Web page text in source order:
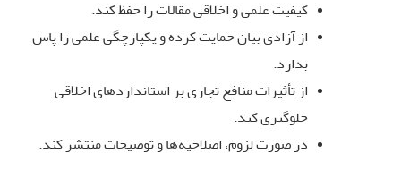
کیفیت علمی و اخلاقی مقالات را حفظ کند.
از آزادی بیان حمایت کرده و یکپارچگی علمی را پاس
بدارد.
از تأثیرات منافع تجاری بر استانداردهای اخلاقی
جلوگیری کند.
در صورت لزوم، اصلاحیه‌ها و توضیحات منتشر کند.